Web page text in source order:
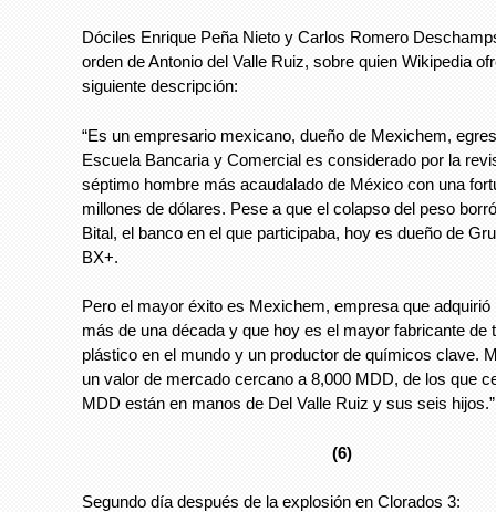
Dóciles Enrique Peña Nieto y Carlos Romero
orden de Antonio del Valle Ruiz, sobre quien Wikipedia
siguiente descripción:
“Es un empresario mexicano, dueño de Mexichem,
Escuela Bancaria y Comercial es considerado por la
séptimo hombre más acaudalado de México con una
millones de dólares. Pese a que el colapso del peso
Bital, el banco en el que participaba, hoy es dueño de
BX+.
Pero el mayor éxito es Mexichem, empresa que adquirió
más de una década y que hoy es el mayor fabricante de
plástico en el mundo y un productor de químicos clave.
un valor de mer­cado cercano a 8,000 MDD, de los que
MDD están en manos de Del Valle Ruiz y sus seis hijos.”
(6)
Segundo día después de la explosión en Clorados 3: